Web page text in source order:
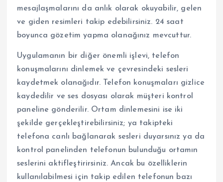
mesajlaşmalarını da anlık olarak okuyabilir, gelen
ve giden resimleri takip edebilirsiniz. 24 saat
boyunca gözetim yapma olanağınız mevcuttur.
Uygulamanın bir diğer önemli işlevi, telefon
konuşmalarını dinlemek ve çevresindeki sesleri
kaydetmek olanağıdır. Telefon konuşmaları gizlice
kaydedilir ve ses dosyası olarak müşteri kontrol
paneline gönderilir. Ortam dinlemesini ise iki
şekilde gerçekleştirebilirsiniz; ya takipteki
telefona canlı bağlanarak sesleri duyarsınız ya da
kontrol panelinden telefonun bulunduğu ortamın
seslerini aktifleştirirsiniz. Ancak bu özelliklerin
kullanılabilmesi için takip edilen telefonun bazı